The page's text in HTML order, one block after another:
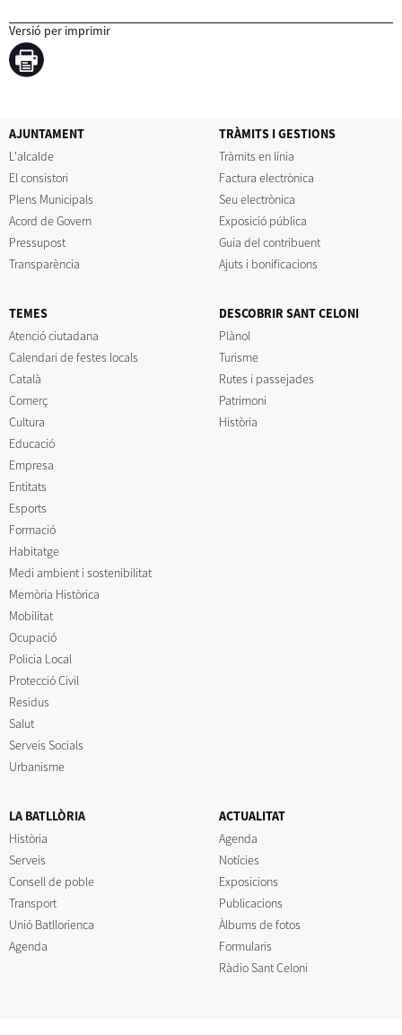
Versió per imprimir
AJUNTAMENT
L'alcalde
El consistori
Plens Municipals
Acord de Govern
Pressupost
Transparència
TRÀMITS I GESTIONS
Tràmits en línia
Factura electrònica
Seu electrònica
Exposició pública
Guia del contribuent
Ajuts i bonificacions
TEMES
Atenció ciutadana
Calendari de festes locals
Català
Comerç
Cultura
Educació
Empresa
Entitats
Esports
Formació
Habitatge
Medi ambient i sostenibilitat
Memòria Històrica
Mobilitat
Ocupació
Policia Local
Protecció Civil
Residus
Salut
Serveis Socials
Urbanisme
DESCOBRIR SANT CELONI
Plànol
Turisme
Rutes i passejades
Patrimoni
Història
LA BATLLÒRIA
Història
Serveis
Consell de poble
Transport
Unió Batllorienca
Agenda
ACTUALITAT
Agenda
Notícies
Exposicions
Publicacions
Àlbums de fotos
Formularis
Ràdio Sant Celoni